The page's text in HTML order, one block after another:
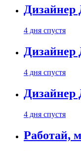
Дизайнер
4 дня спустя
Дизайнер
4 дня спустя
Дизайнер
4 дня спустя
Работай,